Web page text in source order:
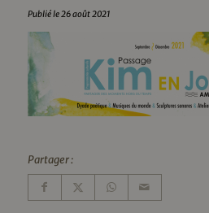
Publié le 26 août 2021
Partager :